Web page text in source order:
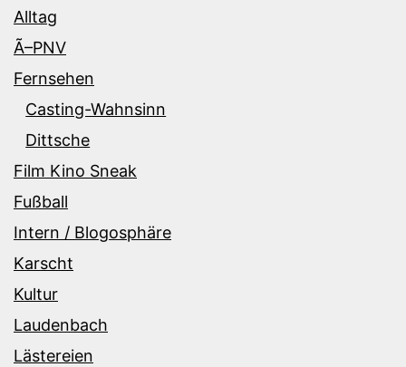
Alltag
Ã–PNV
Fernsehen
Casting-Wahnsinn
Dittsche
Film Kino Sneak
Fußball
Intern / Blogosphäre
Karscht
Kultur
Laudenbach
Lästereien